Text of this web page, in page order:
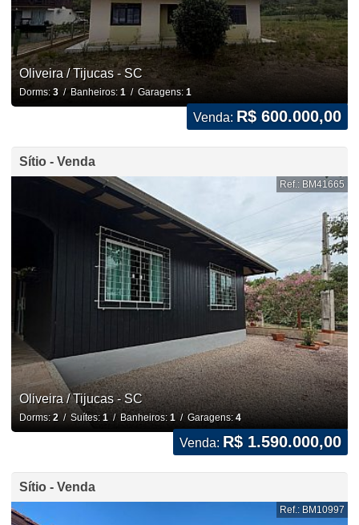
Oliveira / Tijucas - SC
Dorms: 3/ Banheiros: 1 / Garagens: 1
Venda: R$ 600.000,00
Sítio - Venda
Ref.: BM41665
Oliveira / Tijucas - SC
Dorms: 2/ Suítes: 1/ Banheiros: 1/ Garagens: 4
Venda: R$ 1.590.000,00
Sítio - Venda
Ref.: BM10997